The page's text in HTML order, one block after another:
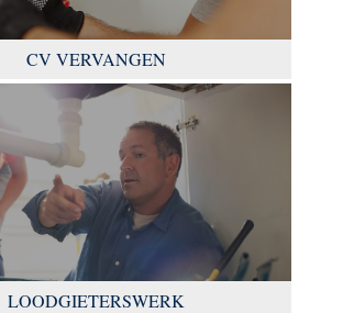
CV VERVANGEN
LOODGIETERSWERK